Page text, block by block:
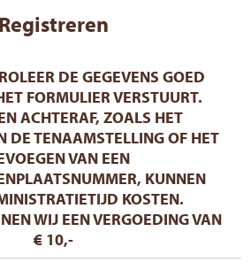
Registreren
DE GEGEVENS GOED
FORMULIER VERSTUURT.
ACHTERAF, ZOALS HET
DE TENAAMSTELLING OF HET
VAN EEN
KUNNEN
KOSTEN.
WIJ EEN VERGOEDING VAN
€ 10,-